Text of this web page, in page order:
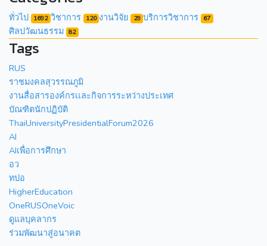
ทั่วไป 1692 วิชาการ 120 งานวิจัย 29 บริการวิชาการ 67
ศิลปวัฒนธรรม 82
Tags
RUS
ราชมงคลสุวรรณภูมิ
งานสื่อสารองค์กรเเละกิจการระหว่างประเทศ
บัณฑิตนักปฏิบัติ
ThaiUniversityPresidentialForum2026
AI
AIเพื่อการศึกษา
อว
ทปอ
HigherEducation
OneRUSOneVoic
ดูแลบุคลากร
ร่วมพัฒนาสู่อนาคต